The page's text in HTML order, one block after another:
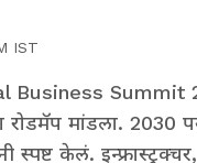
IST
Business Summit
रोडमॅप मांडला. 2030
स्पष्ट केलं.